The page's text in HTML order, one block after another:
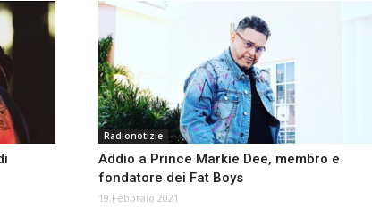
Radionotizie
Addio a Prince Markie Dee, membro e
fondatore dei Fat Boys
19 Febbraio 2021